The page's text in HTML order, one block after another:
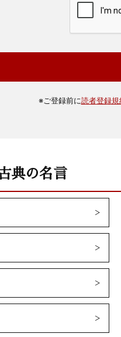
※ご登録前に読者登録規
典の名言